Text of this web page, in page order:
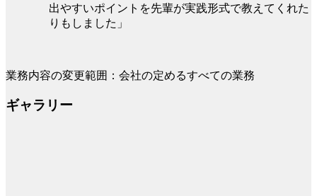
出やすいポイントを先輩が実践形式で教えてくれた
りもしました」
業務内容の変更範囲：会社の定めるすべての業務
ギャラリー